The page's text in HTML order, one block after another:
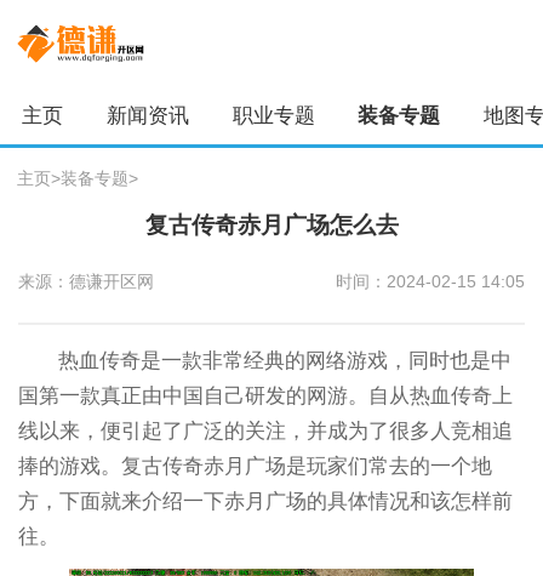
主页 新闻资讯 职业专题 装备专题 地图
主页>装备专题>
复古传奇赤月广场怎么去
来源：德谦开区网 时间：2024-02-15 14:05
热血传奇是一款非常经典的网络游戏，同时也是中
国第一款真正由中国自己研发的网游。自从热血传奇上
线以来，便引起了广泛的关注，并成为了很多人竞相追
捧的游戏。复古传奇赤月广场是玩家们常去的一个地
方，下面就来介绍一下赤月广场的具体情况和该怎样前
往。